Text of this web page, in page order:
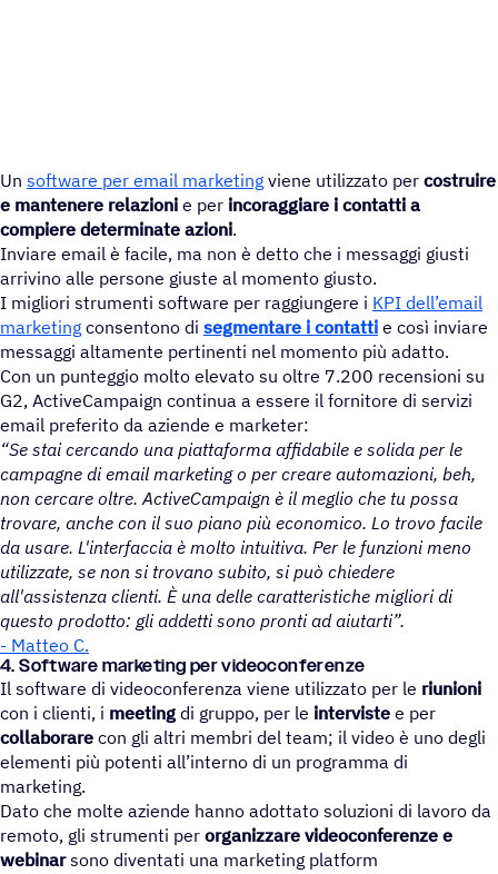
Un software per email marketing viene utilizzato per costruire
e mantenere relazioni e per incoraggiare i contatti a
compiere determinate azioni.
Inviare email è facile, ma non è detto che i messaggi giusti
arrivino alle persone giuste al momento giusto.
I migliori strumenti software per raggiungere i KPI dell’email
marketing consentono di segmentare i contatti e così inviare
messaggi altamente pertinenti nel momento più adatto.
Con un punteggio molto elevato su oltre 7.200 recensioni su
G2, ActiveCampaign continua a essere il fornitore di servizi
email preferito da aziende e marketer:
“Se stai cercando una piattaforma affidabile e solida per le
campagne di email marketing o per creare automazioni, beh,
non cercare oltre. ActiveCampaign è il meglio che tu possa
trovare, anche con il suo piano più economico. Lo trovo facile
da usare. L'interfaccia è molto intuitiva. Per le funzioni meno
utilizzate, se non si trovano subito, si può chiedere
all'assistenza clienti. È una delle caratteristiche migliori di
questo prodotto: gli addetti sono pronti ad aiutarti”.
- Matteo C.
4. Soft­ware marke­ting per videoconferenze
Il software di videoconferenza viene utilizzato per le riunioni
con i clienti, i meeting di gruppo, per le interviste e per
collaborare con gli altri membri del team; il video è uno degli
elementi più potenti all’interno di un programma di
marketing.
Dato che molte aziende hanno adottato soluzioni di lavoro da
remoto, gli strumenti per organizzare videoconferenze e
webinarsono diventati una marketing platform